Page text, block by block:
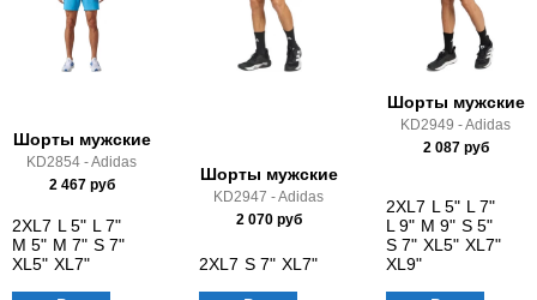
Шорты мужские
KD2854 - Adidas
2 467руб
2XL7 L 5" L 7"
M 5" M 7" S 7"
XL5" XL7"
Шорты мужские
KD2947 - Adidas
2 070руб
2XL7 S 7" XL7"
Шорты мужские
KD2949 - Adidas
2 087руб
2XL7 L 5" L 7"
L 9" M 9" S 5"
S 7" XL5" XL7"
XL9"